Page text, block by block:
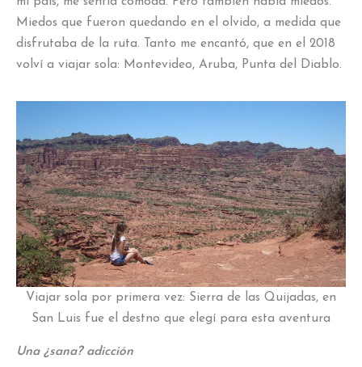
Miedos que fueron quedando en el olvido, a medida que
disfrutaba de la ruta. Tanto me encantó, que en el 2018
volví a viajar sola: Montevideo, Aruba, Punta del Diablo.
Viajar sola por primera vez: Sierra de las Quijadas, en
San Luis fue el destno que elegí para esta aventura
Una ¿sana? adicción